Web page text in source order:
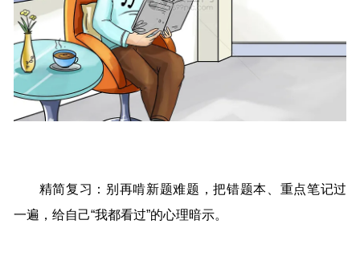
精简复习：别再啃新题难题，把错题本、重点笔记过
一遍，给自己“我都看过”的心理暗示。